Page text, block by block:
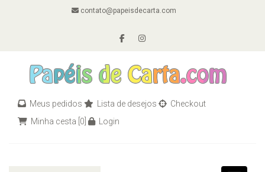
contato@papeisdecarta.com
Meus pedidos Lista de desejos
Checkout
Minha cesta [0] Login